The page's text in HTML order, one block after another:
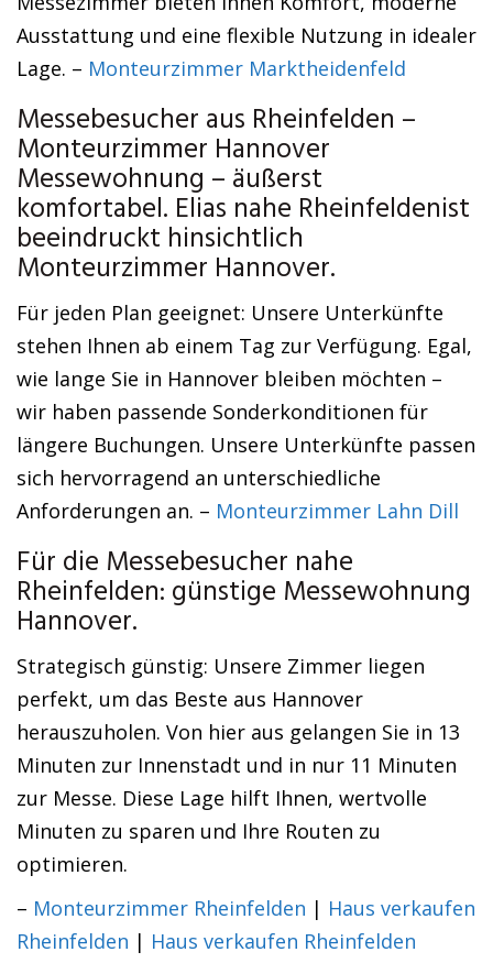
Ausstattung und eine flexible Nutzung in idealer
Lage. – Monteurzimmer Marktheidenfeld
Messebesucher aus Rheinfelden –
Monteurzimmer Hannover
Messewohnung – äußerst
komfortabel. Elias nahe Rheinfeldenist
beeindruckt hinsichtlich
Monteurzimmer Hannover.
Für jeden Plan geeignet: Unsere Unterkünfte
stehen Ihnen ab einem Tag zur Verfügung. Egal,
wie lange Sie in Hannover bleiben möchten –
wir haben passende Sonderkonditionen für
längere Buchungen. Unsere Unterkünfte passen
sich hervorragend an unterschiedliche
Anforderungen an. – Monteurzimmer Lahn Dill
Für die Messebesucher nahe
Rheinfelden: günstige Messewohnung
Hannover.
Strategisch günstig: Unsere Zimmer liegen
perfekt, um das Beste aus Hannover
herauszuholen. Von hier aus gelangen Sie in 13
Minuten zur Innenstadt und in nur 11 Minuten
zur Messe. Diese Lage hilft Ihnen, wertvolle
Minuten zu sparen und Ihre Routen zu
optimieren.
– Monteurzimmer Rheinfelden | Haus verkaufen
Rheinfelden | Haus verkaufen Rheinfelden